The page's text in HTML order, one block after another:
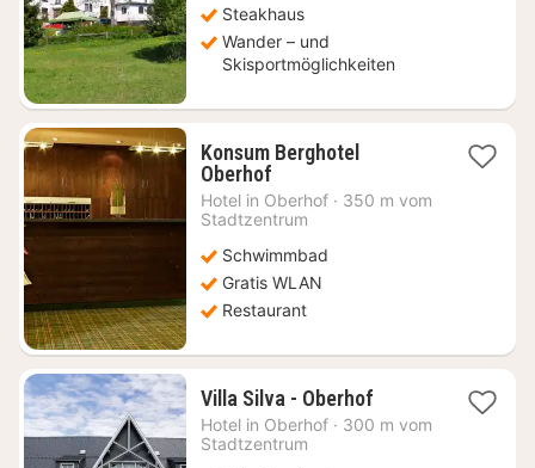
Steakhaus
Wander – und
Skisportmöglichkeiten
Konsum Berghotel
Oberhof1
Nacht
ab
€
Hotel in Oberhof · 350 m vom
Stadtzentrum
Schwimmbad
Gratis WLAN
Restaurant
Villa Silva - Oberhof1
Nacht
Hotel in Oberhof · 300 m vom
Stadtzentrum